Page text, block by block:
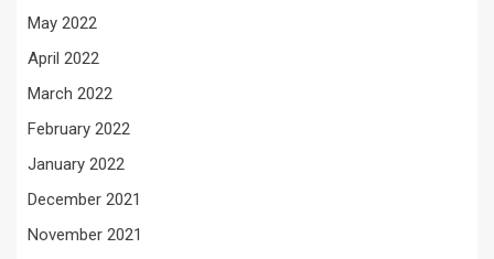
May 2022
April 2022
March 2022
February 2022
January 2022
December 2021
November 2021